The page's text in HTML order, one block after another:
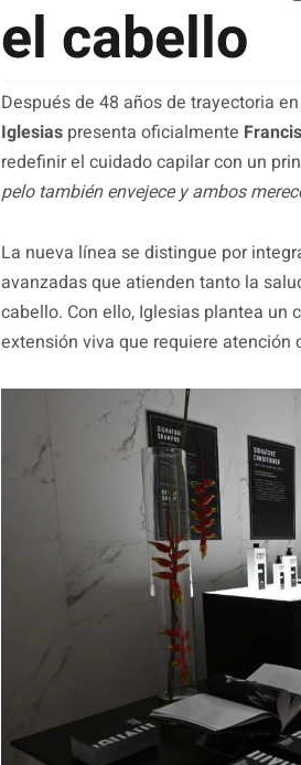
el cabello
Después de 48 años de trayectoria
Iglesias presenta oficialmente
redefinir el cuidado capilar con un
pelo también envejece y ambos
La nueva línea se distingue por
avanzadas que atienden tanto la
cabello. Con ello, Iglesias plantea un
extensión viva que requiere